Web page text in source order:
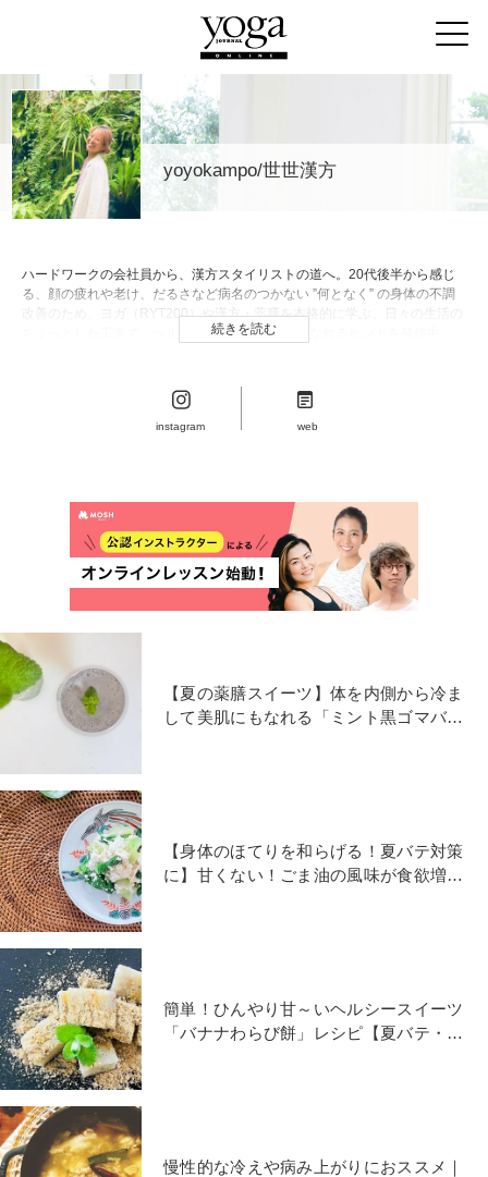
yoyokampo/世世漢方
ハードワークの会社員から、漢方スタイリストの道へ。20代後半から感じ
る、顔の疲れや老け、だるさなど病名のつかない ”何となく” の身体の不調
改善のため、ヨガ（RYT200）や漢方・薬膳を本格的に学ぶ。日々の生活の
ちょっとした工夫で、ヘルシーで美しいカラダになれるヒントを発信中。ま
続きを読む
instagram web
【夏の薬膳スイーツ】体を内側から冷ま
して美肌にもなれる「ミント黒ゴマバナ
【身体のほてりを和らげる！夏バテ対策
に】甘くない！ごま油の風味が食欲増進
簡単！ひんやり甘～いヘルシースイーツ
「バナナわらび餅」レシピ【夏バテ・夏
慢性的な冷えや病み上がりにおススメ｜